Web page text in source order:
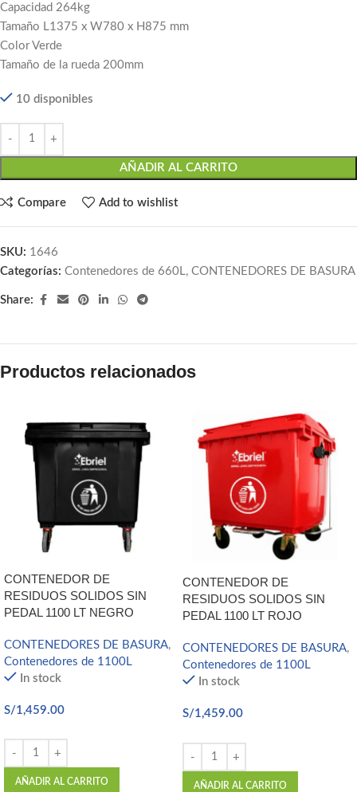
Capacidad 264kg
Tamaño L1375 x W780 x H875 mm
Color Verde
Tamaño de la rueda 200mm
10 disponibles
AÑADIR AL CARRITO
Compare Add to wishlist
SKU: 1646
Categorías: Contenedores de 660L, CONTENEDORES DE BASURA
Share:
Productos relacionados
CONTENEDOR DE
RESIDUOS SOLIDOS SIN
PEDAL 1100 LT NEGRO
CONTENEDORES DE BASURA,
Contenedores de 1100L
In stock
S/1,459.00
AÑADIR AL CARRITO
CONTENEDOR DE
RESIDUOS SOLIDOS SIN
PEDAL 1100 LT ROJO
CONTENEDORES DE BASURA,
Contenedores de 1100L
In stock
S/1,459.00
AÑADIR AL CARRITO